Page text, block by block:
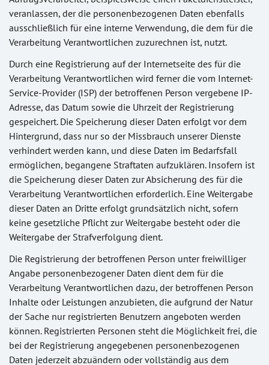
veranlassen, der die personenbezogenen Daten ebenfalls
ausschließlich für eine interne Verwendung, die dem für die
Verarbeitung Verantwortlichen zuzurechnen ist, nutzt.
Durch eine Registrierung auf der Internetseite des für die
Verarbeitung Verantwortlichen wird ferner die vom Internet-
Service-Provider (ISP) der betroffenen Person vergebene IP-
Adresse, das Datum sowie die Uhrzeit der Registrierung
gespeichert. Die Speicherung dieser Daten erfolgt vor dem
Hintergrund, dass nur so der Missbrauch unserer Dienste
verhindert werden kann, und diese Daten im Bedarfsfall
ermöglichen, begangene Straftaten aufzuklären. Insofern ist
die Speicherung dieser Daten zur Absicherung des für die
Verarbeitung Verantwortlichen erforderlich. Eine Weitergabe
dieser Daten an Dritte erfolgt grundsätzlich nicht, sofern
keine gesetzliche Pflicht zur Weitergabe besteht oder die
Weitergabe der Strafverfolgung dient.
Die Registrierung der betroffenen Person unter freiwilliger
Angabe personenbezogener Daten dient dem für die
Verarbeitung Verantwortlichen dazu, der betroffenen Person
Inhalte oder Leistungen anzubieten, die aufgrund der Natur
der Sache nur registrierten Benutzern angeboten werden
können. Registrierten Personen steht die Möglichkeit frei, die
bei der Registrierung angegebenen personenbezogenen
Daten jederzeit abzuändern oder vollständig aus dem